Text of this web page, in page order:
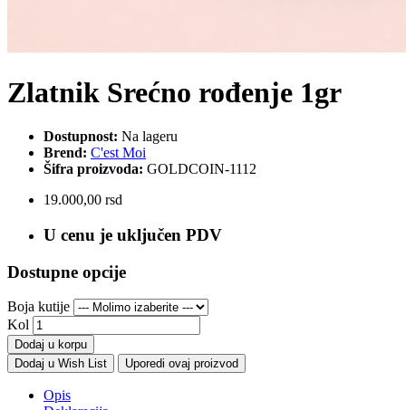
Zlatnik Srećno rođenje 1gr
Dostupnost: Na lageru
Brend: C'est Moi
Šifra proizvoda: GOLDCOIN-1112
19.000,00 rsd
U cenu je uključen PDV
Dostupne opcije
Boja kutije
Kol
Dodaj u korpu
Dodaj u Wish List
Uporedi ovaj proizvod
Opis